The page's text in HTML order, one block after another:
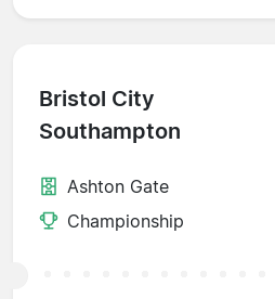
Bristol City
Southampton
Ashton Gate
Championship